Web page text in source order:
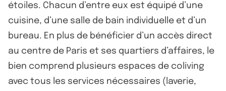
étoiles. Chacun d’entre eux est équipé d’une
cuisine, d’une salle de bain individuelle et d’un
bureau. En plus de bénéficier d’un accès direct
au centre de Paris et ses quartiers d’affaires, le
bien comprend plusieurs espaces de coliving
avec tous les services nécessaires (laverie,